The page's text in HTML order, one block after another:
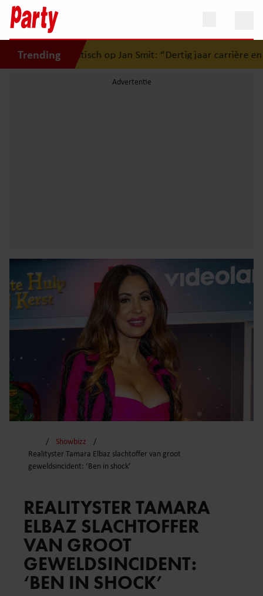
Trending
kritisch op Jan Smit: “Dertig jaar carrière en de pers mag
Showbizz
Realityster Tamara Elbaz slachtoffer van groot
geweldsincident: ‘Ben in shock’
REALITYSTER TAMARA
ELBAZ SLACHTOFFER
VAN GROOT
GEWELDSINCIDENT:
‘BEN IN SHOCK’